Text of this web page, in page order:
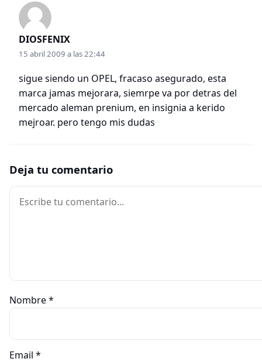
DIOSFENIX
15 abril 2009 a las 22:44
sigue siendo un OPEL, fracaso asegurado, esta
marca jamas mejorara, siemrpe va por detras del
mercado aleman prenium, en insignia a kerido
mejroar. pero tengo mis dudas
Deja tu comentario
Comentario
Nombre*
Email *